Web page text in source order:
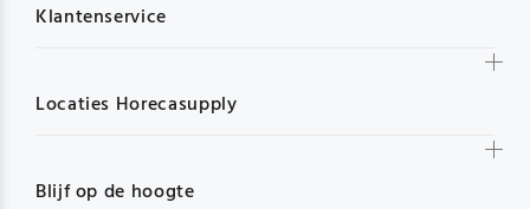
Blijf op de hoogte
Klantenservice
Locaties Horecasupply